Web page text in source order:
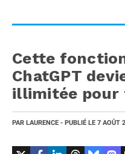
Cette
ChatGPT
illimitée pour
PAR LAURENCE - PUBLIÉ LE 7 AOÛT